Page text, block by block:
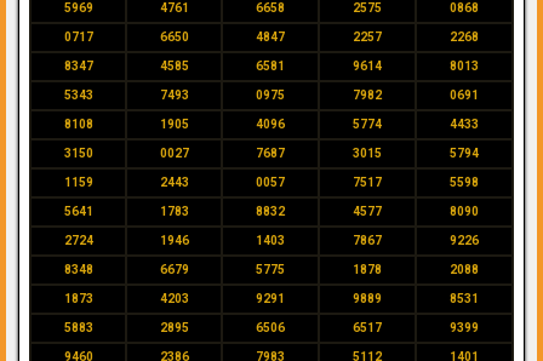
5969 4761 6658 2575 0868
0717 6650 4847 2257 2268
8347 4585 6581 9614 8013
5343 7493 0975 7982 0691
8108 1905 4096 5774 4433
3150 0027 7687 3015 5794
1159 2443 0057 7517 5598
5641 1783 8832 4577 8090
2724 1946 1403 7867 9226
8348 6679 5775 1878 2088
1873 4203 9291 9889 8531
5883 2895 6506 6517 9399
9460 2386 7983 5112 1401